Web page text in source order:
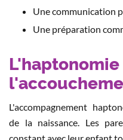
Une communication
Une préparation
L'accompagnement
de la naissance. Les